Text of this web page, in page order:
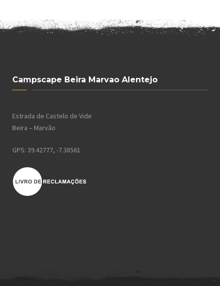
Campscape Beira Marvao Alentejo
Estrada de Castelo de Vide
Beira – Marvão
GPS: 39.42777, -7.38561